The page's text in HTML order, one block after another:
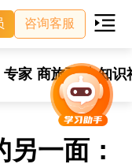
咨询客服
专家 商旅百科 知识
一面：